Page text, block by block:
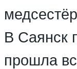
В Саянск
прошла